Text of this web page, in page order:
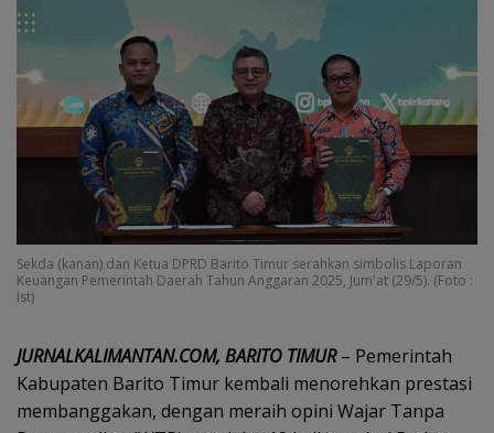
Sekda (kanan) dan Ketua DPRD Barito Timur serahkan simbolis Laporan
Keuangan Pemerintah Daerah Tahun Anggaran 2025, Jum'at (29/5). (Foto :
Ist)
JURNALKALIMANTAN.COM, BARITO TIMUR– Pemerintah
Kabupaten Barito Timur kembali menorehkan prestasi
membanggakan, dengan meraih opini Wajar Tanpa